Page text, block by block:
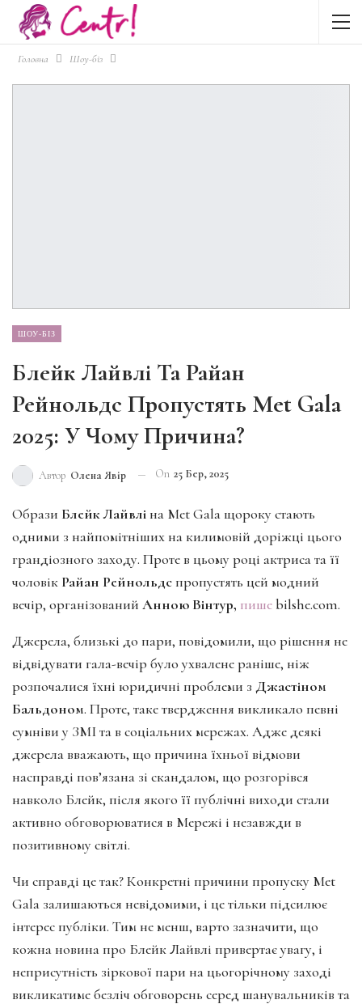
Головна Шоу-біз
ШОУ-БІЗ
Блейк Лайвлі Та Райан
Рейнольдс Пропустять Met Gala
2025: У Чому Причина?
Автор Олена Явір On 25 Бер, 2025
Образи Блейк Лайвлі на Met Gala щороку стають
одними з найпомітніших на килимовій доріжці цього
грандіозного заходу. Проте в цьому році актриса та її
чоловік Райан Рейнольдс пропустять цей модний
вечір, організований Анною Вінтур, пишеbilshe.com.
Джерела, близькі до пари, повідомили, що рішення не
відвідувати гала-вечір було ухвалене раніше, ніж
розпочалися їхні юридичні проблеми з Джастіном
Бальдоном. Проте, таке твердження викликало певні
сумніви у ЗМІ та в соціальних мережах. Адже деякі
джерела вважають, що причина їхньої відмови
насправді пов’язана зі скандалом, що розгорівся
навколо Блейк, після якого її публічні виходи стали
активно обговорюватися в Мережі і незавжди в
позитивному світлі.
Чи справді це так? Конкретні причини пропуску Met
Gala залишаються невідомими, і це тільки підсилює
інтерес публіки. Тим не менш, варто зазначити, що
кожна новина про Блейк Лайвлі привертає увагу, і
неприсутність зіркової пари на цьогорічному заході
викликатиме безліч обговорень серед шанувальників та